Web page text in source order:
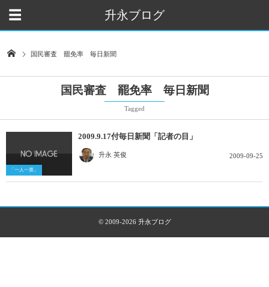
升永ブログ
国民審査 罷免率 毎日新聞
国民審査 罷免率 毎日新聞
Tagged
「一人一票」
2009.9.17付毎日新聞「記者の目」
升永 英俊 2009-09-25
© 2009-2026 升永ブログ